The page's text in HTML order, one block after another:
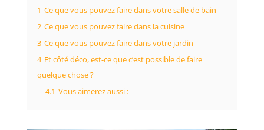
1 Ce que vous pouvez faire dans votre salle de bain
2 Ce que vous pouvez faire dans la cuisine
3 Ce que vous pouvez faire dans votre jardin
4 Et côté déco, est-ce que c’est possible de faire
quelque chose ?
4.1 Vous aimerez aussi :